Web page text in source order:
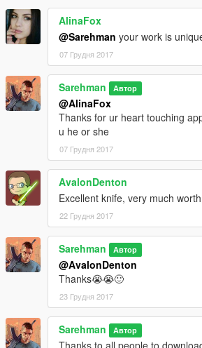
AlinaFox
@Sarehman your work is
07 Грудня 2017
Sarehman Автор
@AlinaFox
Thanks for ur heart touching
u he or she
07 Грудня 2017
AvalonDenton
Excellent knife, very much
22 Грудня 2017
Sarehman Автор
@AvalonDenton
Thanks😭😭🙂
23 Грудня 2017
Sarehman Автор
Thanks to all people to